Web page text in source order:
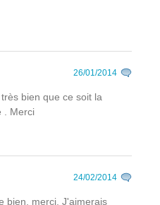
26/01/2014
bien que ce soit la
. Merci
24/02/2014
bien, merci. J'aimerais